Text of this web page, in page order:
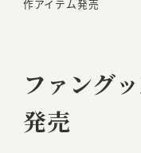
作アイテム発売
ファング
発売